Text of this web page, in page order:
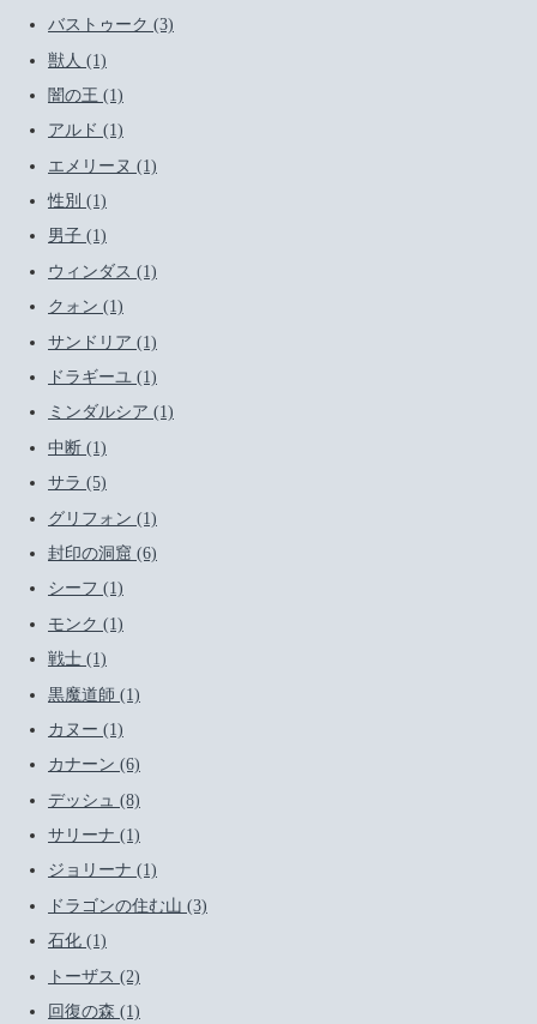
バストゥーク (3)
獣人 (1)
闇の王 (1)
アルド (1)
エメリーヌ (1)
性別 (1)
男子 (1)
ウィンダス (1)
クォン (1)
サンドリア (1)
ドラギーユ (1)
ミンダルシア (1)
中断 (1)
サラ (5)
グリフォン (1)
封印の洞窟 (6)
シーフ (1)
モンク (1)
戦士 (1)
黒魔道師 (1)
カヌー (1)
カナーン (6)
デッシュ (8)
サリーナ (1)
ジョリーナ (1)
ドラゴンの住む山 (3)
石化 (1)
トーザス (2)
回復の森 (1)